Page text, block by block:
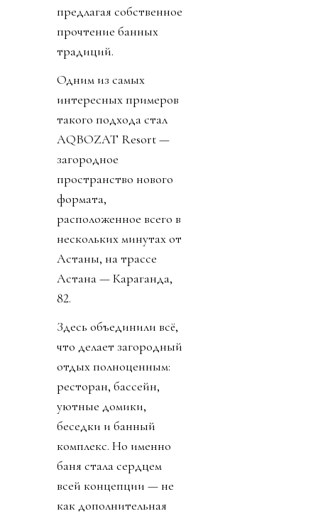
предлагая собственное
прочтение банных
традиций.
Одним из самых
интересных примеров
такого подхода стал
AQBOZAT Resort —
загородное
пространство нового
формата,
расположенное всего в
нескольких минутах от
Астаны, на трассе
Астана — Караганда,
82.
Здесь объединили всё,
что делает загородный
отдых полноценным:
ресторан, бассейн,
уютные домики,
беседки и банный
комплекс. Но именно
баня стала сердцем
всей концепции — не
как дополнительная